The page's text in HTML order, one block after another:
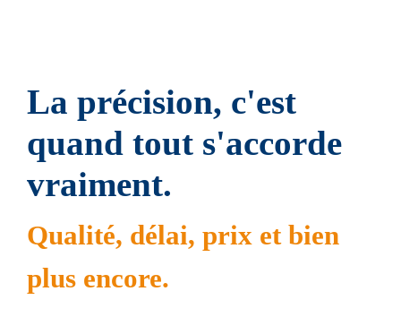
La précision, c'est
quand tout s'accorde
vraiment.
Qualité, délai, prix et bien
plus encore.